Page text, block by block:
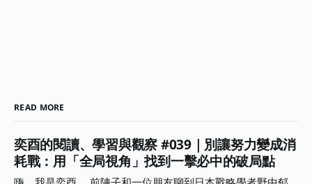
READ MORE
奕酉的閱讀、學習與觀察 #039｜別讓努力變成消
耗戰：用「全局視角」找到一擊必中的破局點